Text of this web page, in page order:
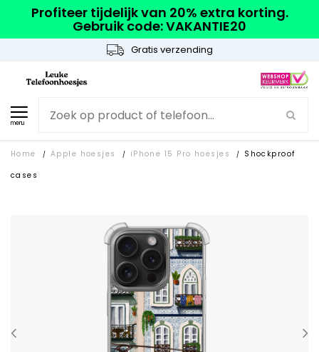
Profiteer tijdelijk van 20% extra korting.
Gebruik code: VAKANTIE20
Gratis verzending
menu
Home / Apple hoesjes / iPhone 15 Pro hoesjes /
Shockproof
cases